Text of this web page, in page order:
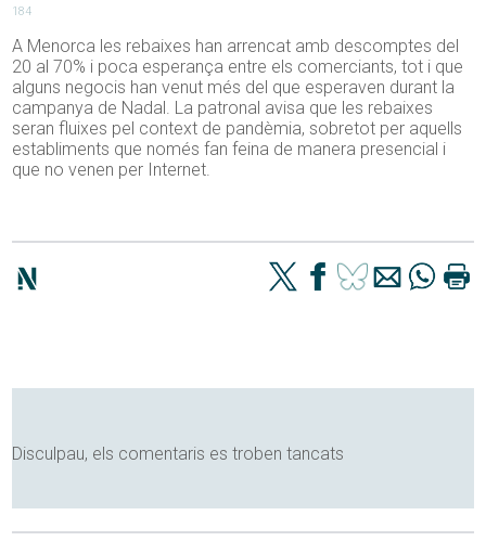
184
A Menorca les rebaixes han arrencat amb descomptes del
20 al 70% i poca esperança entre els comerciants, tot i que
alguns negocis han venut més del que esperaven durant la
campanya de Nadal. La patronal avisa que les rebaixes
seran fluixes pel context de pandèmia, sobretot per aquells
establiments que només fan feina de manera presencial i
que no venen per Internet.
Disculpau, els comentaris es troben tancats